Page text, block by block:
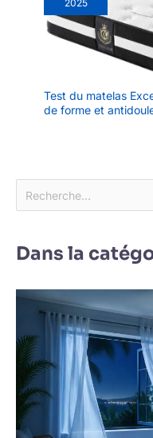
2025
Test du matelas
de forme et
Dans la